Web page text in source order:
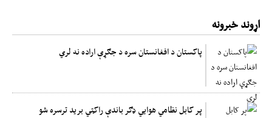
اړوند خبرونه
پاکستان د افغانستان سره د جګړې اراده نه لري
پر کابل نظامي هوایي ډګر باندې راکټي برید ترسره شو